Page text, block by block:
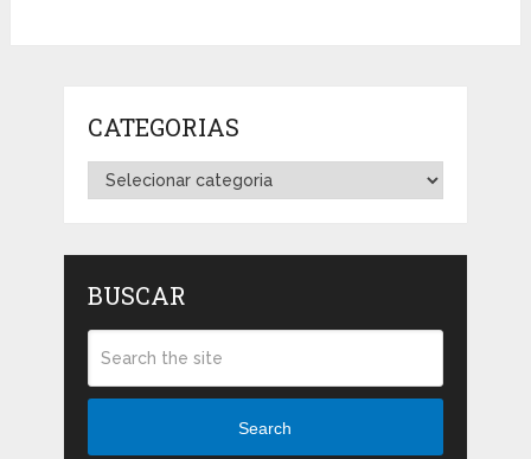
CATEGORIAS
Categorias
BUSCAR
Search